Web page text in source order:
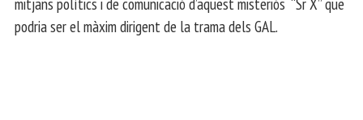
podria ser el màxim dirigent de la trama dels GAL.